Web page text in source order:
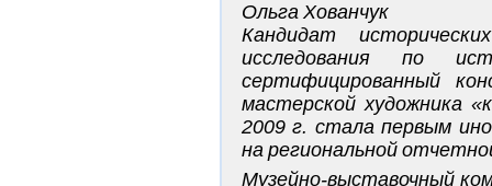
Ольга Хованчук
Кандидат
исследования по
сертифицированный
мастерской художника
2009 г. стала первым
на региональной
Музейно-выставочный